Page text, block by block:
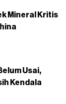
Mineral Kritis
Usai,
Kendala